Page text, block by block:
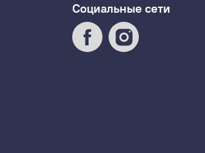
Социальные сети